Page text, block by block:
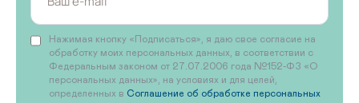
Нажимая кнопку «Подписаться», я даю свое согласие на
обработку моих персональных данных, в соответствии с
Федеральным законом от 27.07.2006 года №152-ФЗ «О
персональных данных», на условиях и для целей,
определенных в Соглашение об обработке персональных